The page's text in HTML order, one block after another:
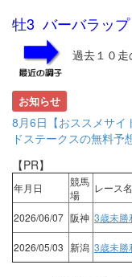
牡3 バーバラップ
過去１０走
お知らせ
8月6日【おススメサイ
ドステークスの無料予
【PR】
年月日
競馬
場
レース名
2026/06/07 阪神 3歳未勝
2026/05/03 新潟 3歳未勝